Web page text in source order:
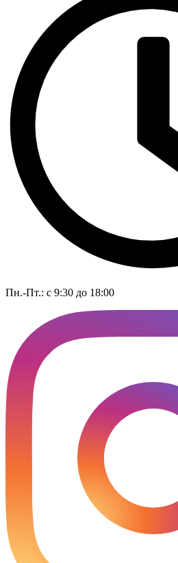
Пн.-Пт.: с 9:30 до 18:00